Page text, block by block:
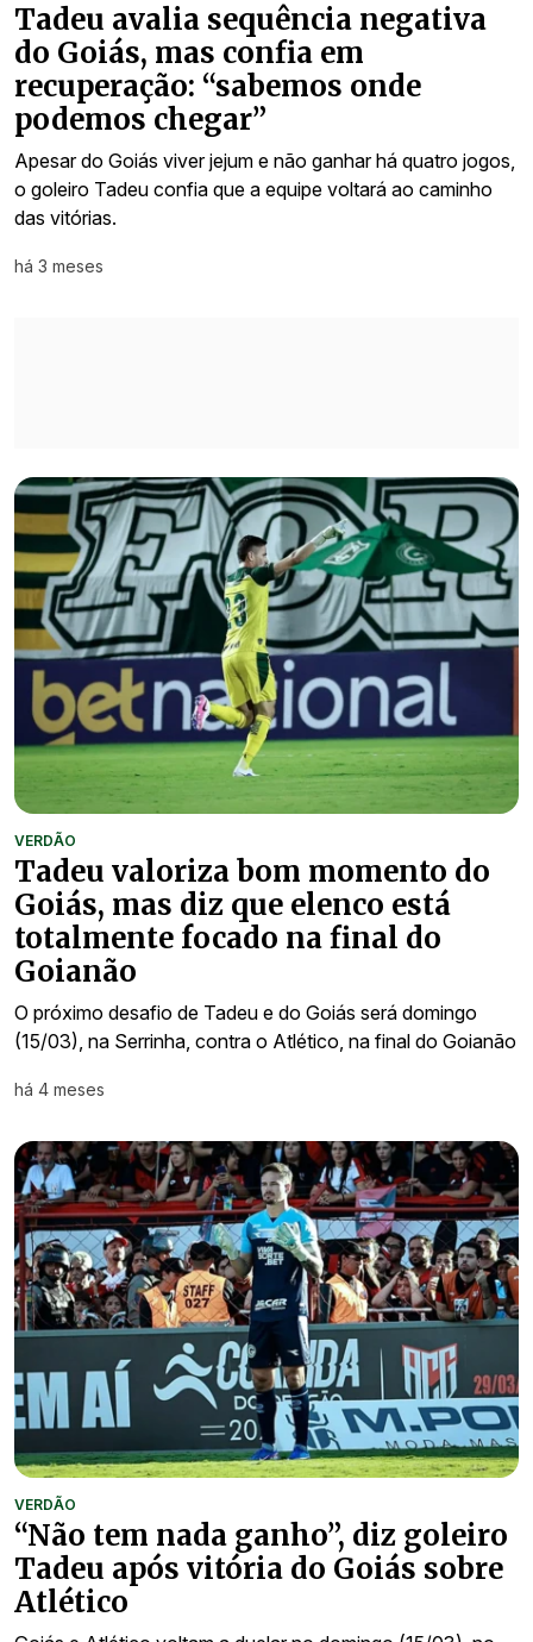
Tadeu avalia sequência negativa
do Goiás, mas confia em
recuperação: “sabemos onde
podemos chegar”
Apesar do Goiás viver jejum e não ganhar há quatro jogos,
o goleiro Tadeu confia que a equipe voltará ao caminho
das vitórias.
há 3 meses
VERDÃO
Tadeu valoriza bom momento do
Goiás, mas diz que elenco está
totalmente focado na final do
Goianão
O próximo desafio de Tadeu e do Goiás será domingo
(15/03), na Serrinha, contra o Atlético, na final do Goianão
há 4 meses
VERDÃO
“Não tem nada ganho”, diz goleiro
Tadeu após vitória do Goiás sobre
Atlético